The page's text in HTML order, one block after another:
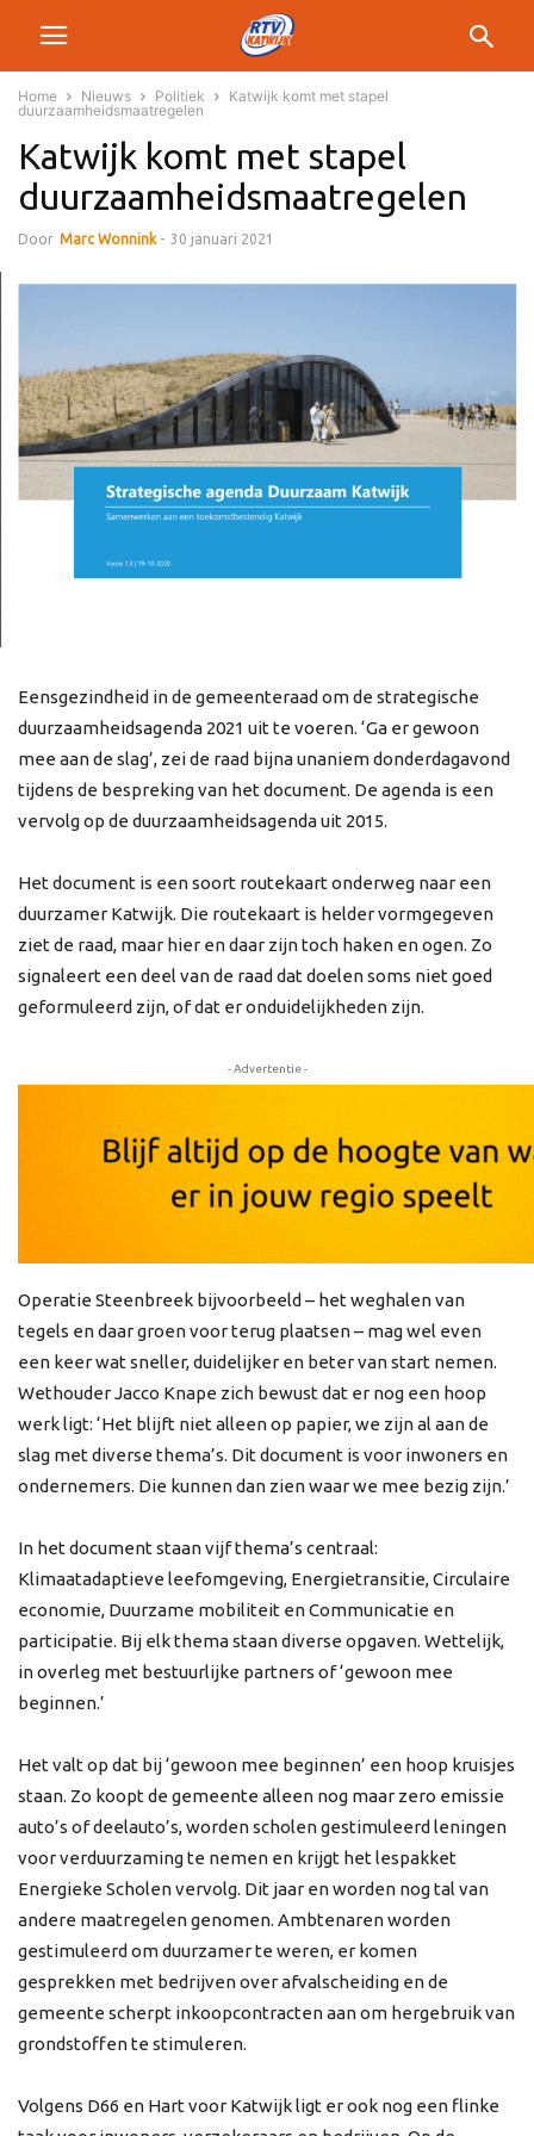
Home Nieuws Politiek
Katwijk komt met stapel
duurzaamheidsmaatregelen
Katwijk komt met stapel
duurzaamheidsmaatregelen
Door Marc Wonnink - 30 januari 2021
Eensgezindheid in de gemeenteraad om de strategische
duurzaamheidsagenda 2021 uit te voeren. ‘Ga er gewoon
mee aan de slag’, zei de raad bijna unaniem donderdagavond
tijdens de bespreking van het document. De agenda is een
vervolg op de duurzaamheidsagenda uit 2015.
Het document is een soort routekaart onderweg naar een
duurzamer Katwijk. Die routekaart is helder vormgegeven
ziet de raad, maar hier en daar zijn toch haken en ogen. Zo
signaleert een deel van de raad dat doelen soms niet goed
geformuleerd zijn, of dat er onduidelijkheden zijn.
- Advertentie -
Operatie Steenbreek bijvoorbeeld – het weghalen van
tegels en daar groen voor terug plaatsen – mag wel even
een keer wat sneller, duidelijker en beter van start nemen.
Wethouder Jacco Knape zich bewust dat er nog een hoop
werk ligt: ‘Het blijft niet alleen op papier, we zijn al aan de
slag met diverse thema’s. Dit document is voor inwoners en
ondernemers. Die kunnen dan zien waar we mee bezig zijn.’
In het document staan vijf thema’s centraal:
Klimaatadaptieve leefomgeving, Energietransitie, Circulaire
economie, Duurzame mobiliteit en Communicatie en
participatie. Bij elk thema staan diverse opgaven. Wettelijk,
in overleg met bestuurlijke partners of ‘gewoon mee
beginnen.’
Het valt op dat bij ‘gewoon mee beginnen’ een hoop kruisjes
staan. Zo koopt de gemeente alleen nog maar zero emissie
auto’s of deelauto’s, worden scholen gestimuleerd leningen
voor verduurzaming te nemen en krijgt het lespakket
Energieke Scholen vervolg. Dit jaar en worden nog tal van
andere maatregelen genomen. Ambtenaren worden
gestimuleerd om duurzamer te weren, er komen
gesprekken met bedrijven over afvalscheiding en de
gemeente scherpt inkoopcontracten aan om hergebruik van
grondstoffen te stimuleren.
Volgens D66 en Hart voor Katwijk ligt er ook nog een flinke